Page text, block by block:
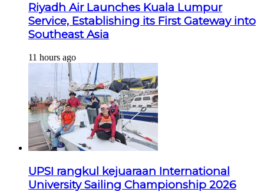
Riyadh Air Launches Kuala Lumpur
Service, Establishing its First Gateway into
Southeast Asia
11 hours ago
UPSI rangkul kejuaraan International
University Sailing Championship 2026